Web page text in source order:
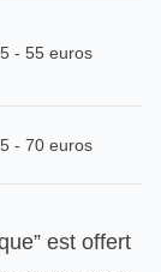
- 55 euros
- 70 euros
est offert